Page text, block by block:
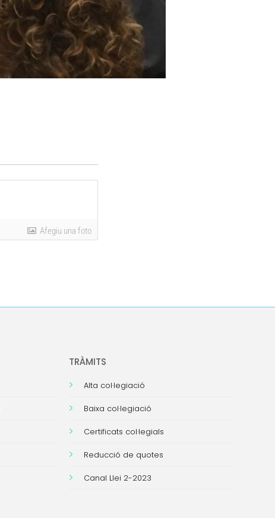
Afegiu una foto
TRÀMITS
Alta col·legiació
Baixa col·legiació
Certificats col·legials
Reducció de quotes
Canal Llei 2-2023